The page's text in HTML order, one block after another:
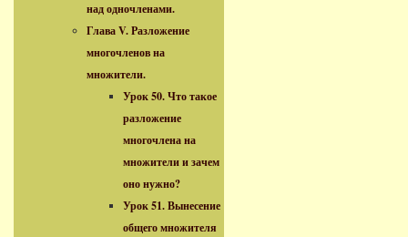
над одночленами.
Глава V. Разложение
многочленов на
множители.
Урок 50. Что такое
разложение
многочлена на
множители и зачем
оно нужно?
Урок 51. Вынесение
общего множителя